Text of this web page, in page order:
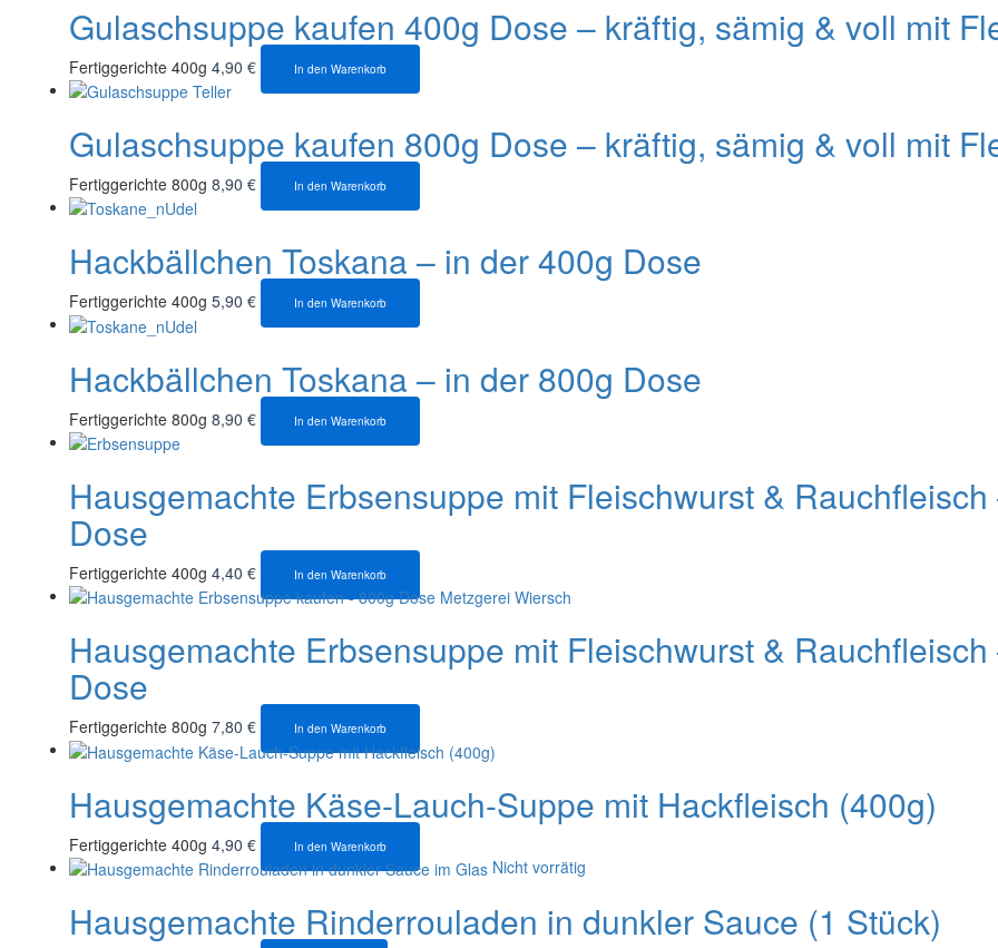
Gulaschsuppe kaufen 400g Dose – kräftig, sämig & voll mit
Fertiggerichte 400g 4,90 € In den Warenkorb
Gulaschsuppe kaufen 800g Dose – kräftig, sämig & voll mit
Fertiggerichte 800g 8,90 € In den Warenkorb
Hackbällchen Toskana – in der 400g Dose
Fertiggerichte 400g 5,90 € In den Warenkorb
Hackbällchen Toskana – in der 800g Dose
Fertiggerichte 800g 8,90 € In den Warenkorb
Hausgemachte Erbsensuppe mit Fleischwurst &
Dose
Fertiggerichte 400g 4,40 € In den Warenkorb
Hausgemachte Erbsensuppe mit Fleischwurst &
Dose
Fertiggerichte 800g 7,80 € In den Warenkorb
Hausgemachte Käse-Lauch-Suppe mit Hackfleisch (400g)
Fertiggerichte 400g 4,90 € In den Warenkorb
Nicht vorrätig
Hausgemachte Rinderrouladen in dunkler Sauce (1 Stück)